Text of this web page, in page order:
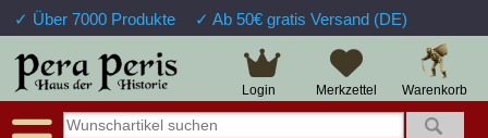
✓ Über 7000 Produkte ✓ Ab 50€ gratis Versand (DE)
Warenkorb
Merkzettel
Login
Große Auswahl
Verfügbarkeitsanzeige
Sendungsverfolgung
Intelligente Navigation
14 Tage Widerrufsrecht
Über 25 Jahre Erfahrung
Schnelle Rücküberweisung
Kulant bei Retouren